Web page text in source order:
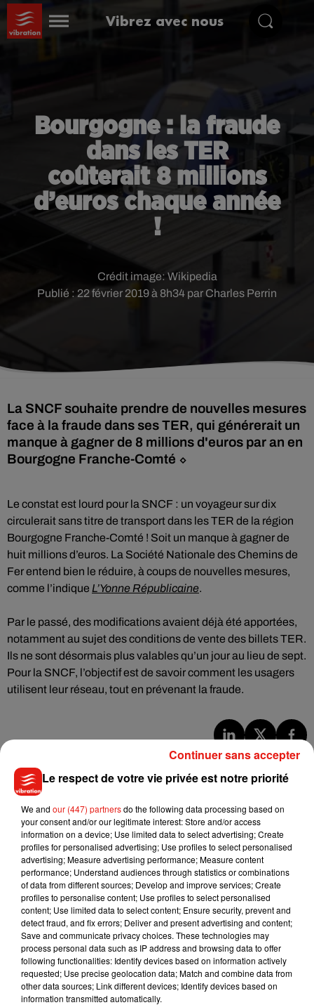
Vibrez avec nous
Bourgogne : la fraude
dans les TER
coûterait 8 millions
d’euros chaque année
!
Publié : 22 février 2019 à 8h34 par Charles Perrin
Crédit image: Wikipedia
La SNCF souhaite prendre de nouvelles mesures
face à la fraude dans ses TER, qui générerait un
manque à gagner de 8 millions d'euros par an en
Bourgogne Franche-Comté ⬦
Le constat est lourd pour la SNCF : un voyageur sur dix
circulerait sans titre de transport dans les TER de la région
Bourgogne Franche-Comté ! Soit un manque à gagner de
huit millions d’euros. La Société Nationale des Chemins de
Fer entend bien le réduire, à coups de nouvelles mesures,
comme l’indique L’Yonne Républicaine.
Par le passé, des modifications avaient déjà été apportées,
notamment au sujet des conditions de vente des billets TER.
Ils ne sont désormais plus valables qu’un jour au lieu de sept.
Pour la SNCF, l’objectif est de savoir comment les usagers
utilisent leur réseau, tout en prévenant la fraude.
7 août 2026
Julien Lieb s’essaye à la vie de chatelain
dans son nouveau clip
7 août 2026
Madonna sort enfin le remix de « Love
Sensation » avec Kylie Minogue
Tayc et Didi B dévoilent le single le plus
Le respect de votre vie privée est notre priorité
We and our (447) partnersdo the following data processing based on
your consent and/or our legitimate interest: Store and/or access
information on a device; Use limited data to select advertising; Create
profiles for personalised advertising; Use profiles to select personalised
advertising; Measure advertising performance; Measure content
performance; Understand audiences through statistics or combinations
of data from different sources; Develop and improve services; Create
profiles to personalise content; Use profiles to select personalised
content; Use limited data to select content; Ensure security, prevent and
detect fraud, and fix errors; Deliver and present advertising and content;
Save and communicate privacy choices. These technologies may
process personal data such as IP address and browsing data to offer
following functionalities: Identify devices based on information actively
requested; Use precise geolocation data; Match and combine data from
other data sources; Link different devices; Identify devices based on
information transmitted automatically.
Continuer sans accepter